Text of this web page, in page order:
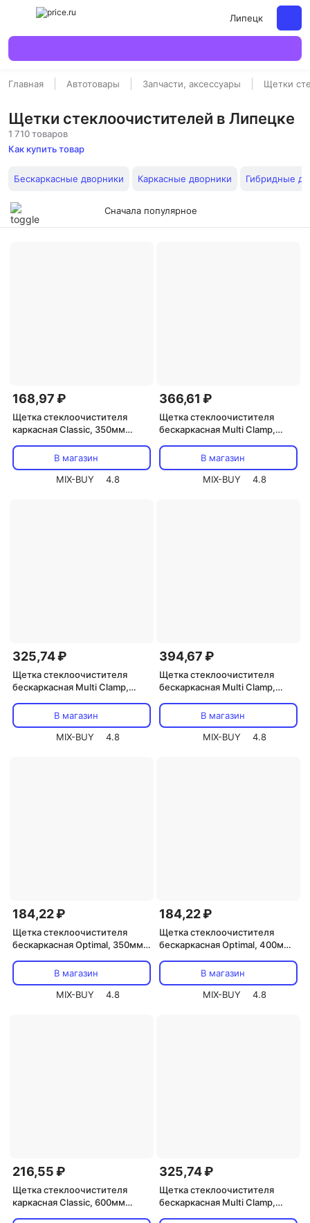
Липецк
Главная Автотовары Запчасти, аксессуары Щетки
Щетки стеклоочистителей в Липецке
1 710 товаров
Как купить товар
Бескаркасные дворники Каркасные дворники Гибридные
Сначала популярное
168,97 ₽
Щетка стеклоочистителя
каркасная Classic, 350мм
В магазин
MIX-BUY
4.8
366,61 ₽
Щетка стеклоочистителя
бескаркасная Multi Clamp,
В магазин
MIX-BUY
4.8
325,74 ₽
Щетка стеклоочистителя
бескаркасная Multi Clamp,
В магазин
MIX-BUY
4.8
394,67 ₽
Щетка стеклоочистителя
бескаркасная Multi Clamp,
В магазин
MIX-BUY
4.8
184,22 ₽
Щетка стеклоочистителя
бескаркасная Optimal, 350мм
В магазин
MIX-BUY
4.8
184,22 ₽
Щетка стеклоочистителя
бескаркасная Optimal, 400мм
В магазин
MIX-BUY
4.8
216,55 ₽
Щетка стеклоочистителя
каркасная Classic, 600мм
325,74 ₽
Щетка стеклоочистителя
бескаркасная Multi Clamp,